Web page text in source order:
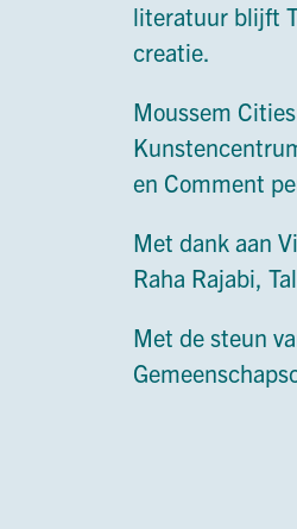
literatuur blijft
creatie.
Moussem
en Comment
Met dank aan
Raha Rajabi,
Met de steun